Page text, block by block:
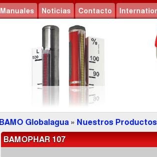
Manuales Noticias Contacto
BAMO Globalagua » Nuestros Productos
BAMOPHAR 107